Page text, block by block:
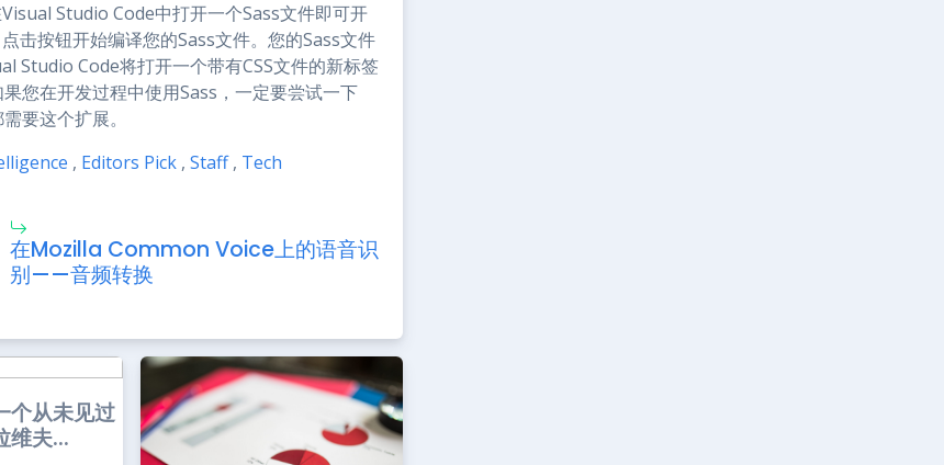
Studio Code中打开一个Sass文件即可开
击按钮开始编译您的Sass文件。您的Sass文件
Studio Code将打开一个带有CSS文件的新标签
您在开发过程中使用Sass，一定要尝试一下
要这个扩展。
, Editors Pick , Staff , Tech
在Mozilla Common Voice上的语音识
别——音频转换
个从未见过
维夫...